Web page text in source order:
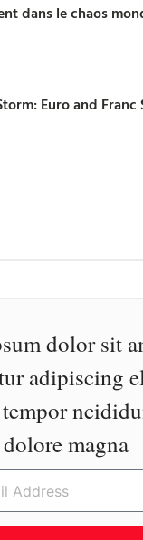
dans le chaos
Euro and
dolor sit
adipiscing
magna